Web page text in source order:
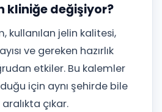
kliniğe değişiyor?
kullanılan jelin kalitesi,
ve gereken hazırlık
etkiler. Bu kalemler
için aynı şehirde bile
çıkar.